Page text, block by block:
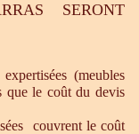
SERONT
(meubles
que le coût du devis
couvrent le coût